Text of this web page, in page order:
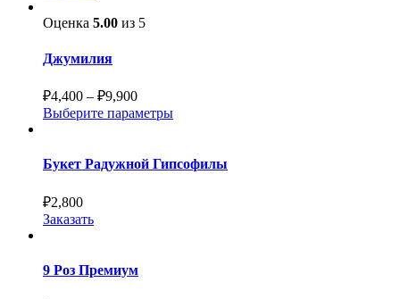
Оценка 5.00 из 5
Джумилия
₽4,400 – ₽9,900
Выберите параметры
Букет Радужной Гипсофилы
₽2,800
Заказать
9 Роз Премиум